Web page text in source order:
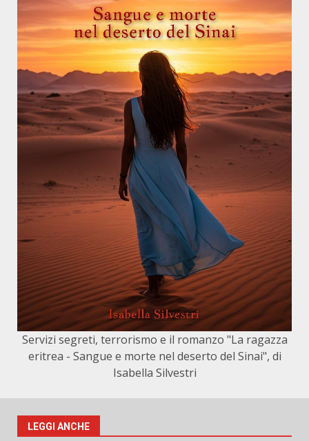
Servizi segreti, terrorismo e il romanzo "La ragazza
eritrea - Sangue e morte nel deserto del Sinai", di
Isabella Silvestri
LEGGI ANCHE